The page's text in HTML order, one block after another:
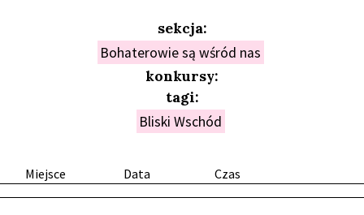
Miejsce Data Czas
sekcja:
Bohaterowie są wśród nas
konkursy:
tagi:
Bliski Wschód